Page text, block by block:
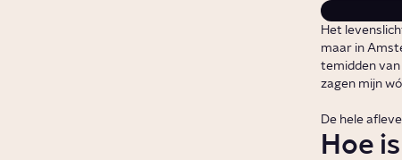
Het
maar in
temidden
zagen mijn
De hele
Hoe